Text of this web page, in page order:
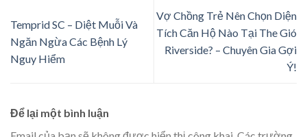
Temprid SC – Diệt Muỗi Và
Ngăn Ngừa Các Bệnh Lý
Nguy Hiểm
Vợ Chồng Trẻ Nên Chọn Diện
Tích Căn Hộ Nào Tại The Gió
Riverside? – Chuyên Gia Gợi
Ý!
Để lại một bình luận